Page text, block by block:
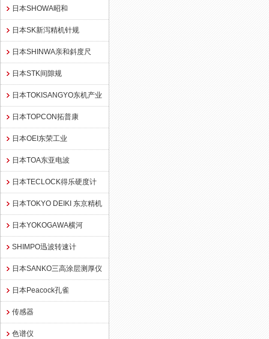
日本SHOWA昭和
日本SK新泻精机针规
日本SHINWA亲和斜度尺
日本STK间隙规
日本TOKISANGYO东机产业
日本TOPCON拓普康
日本OEI东荣工业
日本TOA东亚电波
日本TECLOCK得乐硬度计
日本TOKYO DEIKI 东京精机
日本YOKOGAWA横河
SHIMPO迅波转速计
日本SANKO三高涂层测厚仪
日本Peacock孔雀
传感器
色谱仪